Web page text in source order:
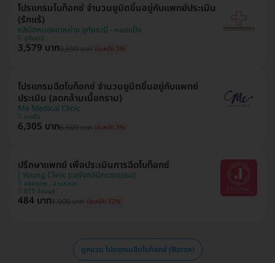
โปรแกรมโบท็อกซ์ จำนวนยูนิตขึ้นอยู่กับแพทย์ประเมิน
(รักแร้)
คลินิกหนองขาหย่าง อุทัยธานี - หมอแป้ง
อุทัยธานี
3,579 บาท3,690 บาท ประหยัด 3%
โปรแกรมฉีดโบท็อกซ์ จำนวนยูนิตขึ้นอยู่กับแพทย์
ประเมิน (ลดกล้ามเนื้อกราม)
Me Medical Clinic
บางซื่อ
6,305 บาท6,500 บาท ประหยัด 3%
ปรึกษาแพทย์ เพื่อประเมินการฉีดโบท็อกซ์
J Young Clinic (เจยังคลินิกเวชกรรม)
คลองเตย , สวนหลวง
BTS อ่อนนุช
484 บาท1,000 บาท ประหยัด 52%
ดูหมวด โปรแกรมฉีดโบท็อกซ์ (Botox)